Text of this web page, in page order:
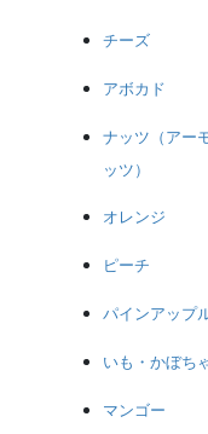
チーズ
アボカド
ナッツ（アー
ッツ）
オレンジ
ピーチ
パインアップ
いも・かぼち
マンゴー